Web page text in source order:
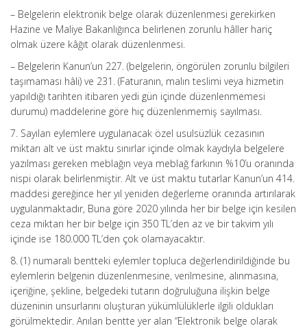
– Belgelerin elektronik belge olarak düzenlenmesi gerekirken
Hazine ve Maliye Bakanlığınca belirlenen zorunlu hâller hariç
olmak üzere kâğıt olarak düzenlenmesi.
– Belgelerin Kanun’un 227. (belgelerin, öngörülen zorunlu bilgileri
taşımaması hâli) ve 231. (Faturanın, malın teslimi veya hizmetin
yapıldığı tarihten itibaren yedi gün içinde düzenlenmemesi
durumu) maddelerine göre hiç düzenlenmemiş sayılması.
7. Sayılan eylemlere uygulanacak özel usulsüzlük cezasının
miktarı alt ve üst maktu sınırlar içinde olmak kaydıyla belgelere
yazılması gereken meblağın veya meblağ farkının %10’u oranında
nispi olarak belirlenmiştir. Alt ve üst maktu tutarlar Kanun’un 414.
maddesi gereğince her yıl yeniden değerleme oranında artırılarak
uygulanmaktadır, Buna göre 2020 yılında her bir belge için kesilen
ceza miktarı her bir belge için 350 TL’den az ve bir takvim yılı
içinde ise 180.000 TL’den çok olamayacaktır.
8. (1) numaralı bentteki eylemler topluca değerlendirildiğinde bu
eylemlerin belgenin düzenlenmesine, verilmesine, alınmasına,
içeriğine, şekline, belgedeki tutarın doğruluğuna ilişkin belge
düzeninin unsurlarını oluşturan yükümlülüklerle ilgili oldukları
görülmektedir. Anılan bentte yer alan “Elektronik belge olarak